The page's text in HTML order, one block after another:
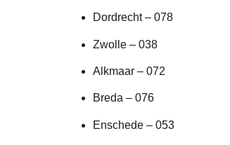
Dordrecht – 078
Zwolle – 038
Alkmaar – 072
Breda – 076
Enschede – 053